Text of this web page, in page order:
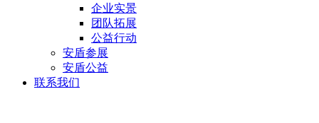
企业实景
团队拓展
公益行动
安盾参展
安盾公益
联系我们